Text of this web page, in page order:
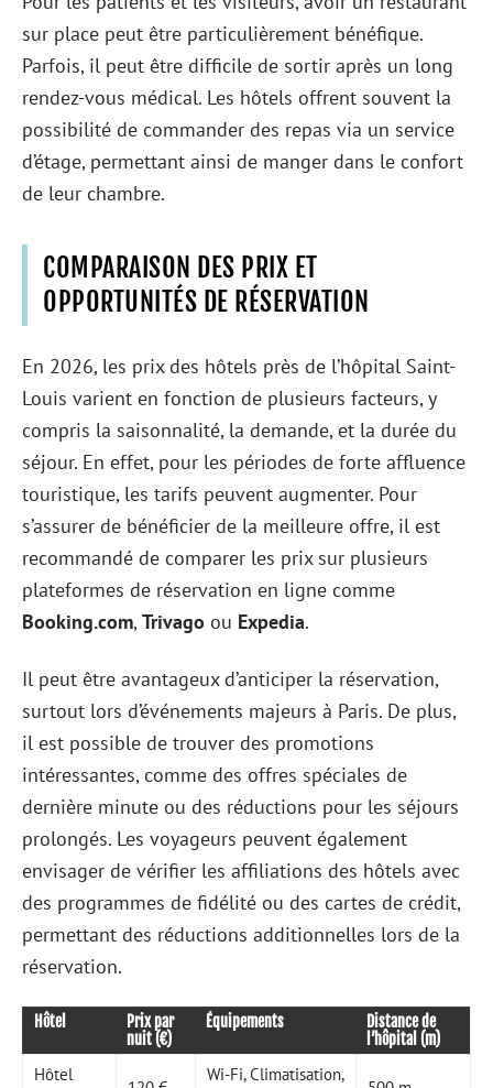
sur place peut être particulièrement bénéfique.
Parfois, il peut être difficile de sortir après un long
rendez-vous médical. Les hôtels offrent souvent la
possibilité de commander des repas via un service
d’étage, permettant ainsi de manger dans le confort
de leur chambre.
COMPARAISON DES PRIX ET
OPPORTUNITÉS DE RÉSERVATION
En 2026, les prix des hôtels près de l’hôpital Saint-
Louis varient en fonction de plusieurs facteurs, y
compris la saisonnalité, la demande, et la durée du
séjour. En effet, pour les périodes de forte affluence
touristique, les tarifs peuvent augmenter. Pour
s’assurer de bénéficier de la meilleure offre, il est
recommandé de comparer les prix sur plusieurs
plateformes de réservation en ligne comme
Booking.com,Trivago ou Expedia.
Il peut être avantageux d’anticiper la réservation,
surtout lors d’événements majeurs à Paris. De plus,
il est possible de trouver des promotions
intéressantes, comme des offres spéciales de
dernière minute ou des réductions pour les séjours
prolongés. Les voyageurs peuvent également
envisager de vérifier les affiliations des hôtels avec
des programmes de fidélité ou des cartes de crédit,
permettant des réductions additionnelles lors de la
réservation.
Hôtel
Prix par
nuit (€)
Équipements
Distance de
l’hôpital (m)
Hôtel
Wi-Fi, Climatisation,